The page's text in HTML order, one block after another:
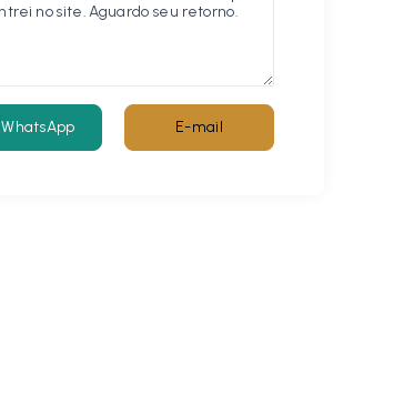
WhatsApp E-mail